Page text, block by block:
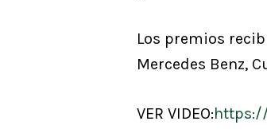
Los premios
Mercedes Benz,
VER VIDEO: